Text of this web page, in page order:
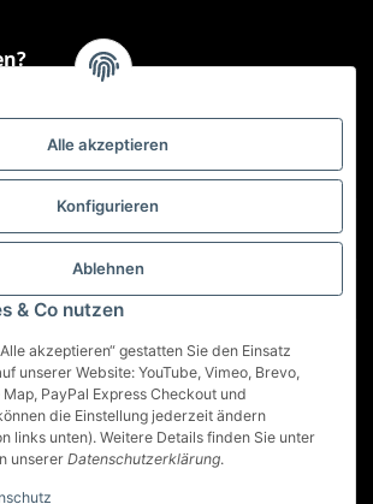
Alle akzeptieren
Konfigurieren
Ablehnen
& Co nutzen
akzeptieren“ gestatten Sie den Einsatz
unserer Website: YouTube, Vimeo, Brevo,
PayPal Express Checkout und
die Einstellung jederzeit ändern
links unten). Weitere Details finden Sie unter
unsererDatenschutzerklärung.
- 17:00 Uhr
Vertrag widerrufen
USt., zzgl. Versand